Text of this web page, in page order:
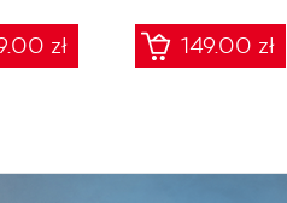
zł
procedury, audyt dla
zarządów, IT i
compliance
149.00 zł